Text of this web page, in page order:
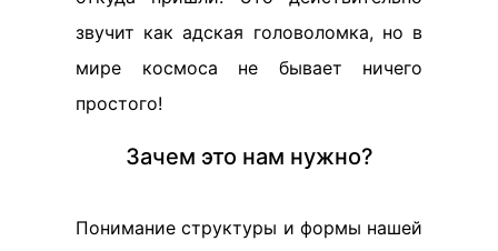
звучит как адская головоломка, но в
мире космоса не бывает ничего
простого!
Зачем это нам нужно?
Понимание структуры и формы нашей